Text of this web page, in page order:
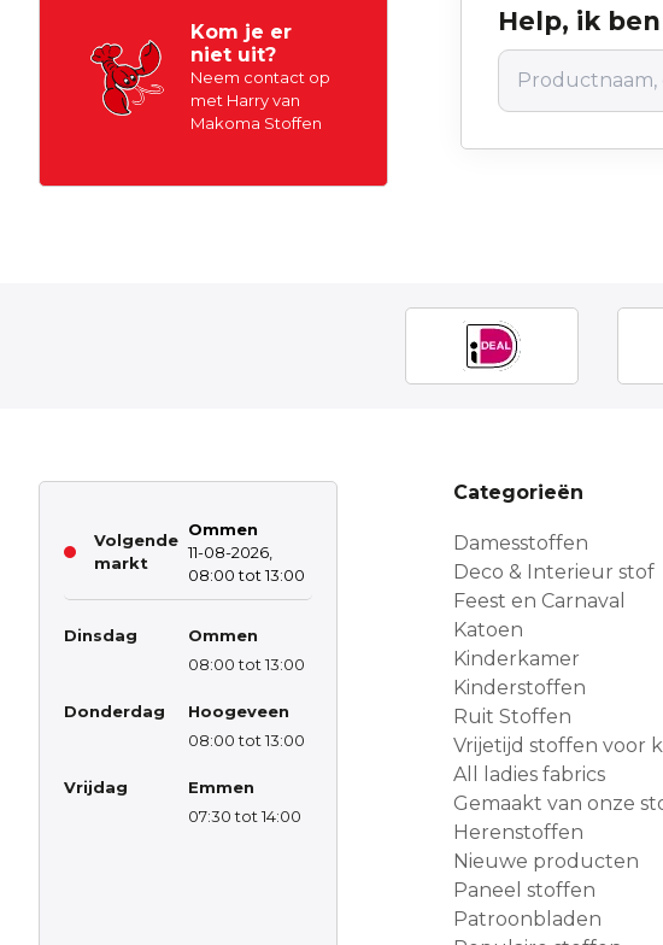
Kom je er
niet uit?
Neem contact op
met Harry van
Makoma Stoffen
Help, ik
Volgende
markt
Ommen
11-08-2026,
08:00 tot 13:00
Dinsdag
Ommen
08:00 tot 13:00
Donderdag
Hoogeveen
08:00 tot 13:00
Vrijdag
Emmen
07:30 tot 14:00
Categorieën
Damesstoffen
Deco & Interieur stof
Feest en Carnaval
Katoen
Kinderkamer
Kinderstoffen
Ruit Stoffen
Vrijetijd stoffen voor
All ladies fabrics
Gemaakt van onze
Herenstoffen
Nieuwe producten
Paneel stoffen
Patroonbladen